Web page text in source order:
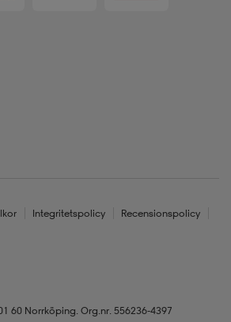
Integritetspolicy
Recensionspolicy
60 Norrköping. Org.nr. 556236-4397